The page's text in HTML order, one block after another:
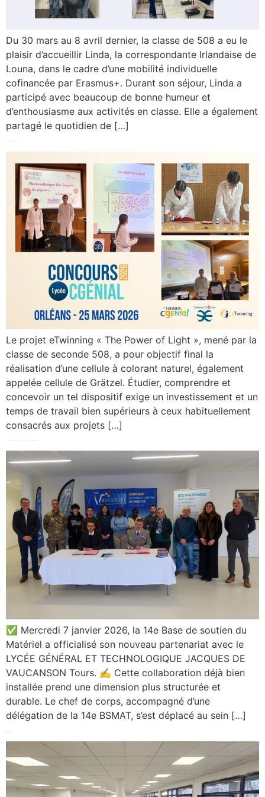
Du 30 mars au 8 avril dernier, la classe de 508 a eu le
plaisir d’accueillir Linda, la correspondante Irlandaise de
Louna, dans le cadre d’une mobilité individuelle
cofinancée par Erasmus+. Durant son séjour, Linda a
participé avec beaucoup de bonne humeur et
d’enthousiasme aux activités en classe. Elle a également
partagé le quotidien de […]
Le projet eTwinning « The Power of Light », mené par la
classe de seconde 508, a pour objectif final la
réalisation d’une cellule à colorant naturel, également
appelée cellule de Grätzel. Étudier, comprendre et
concevoir un tel dispositif exige un investissement et un
temps de travail bien supérieurs à ceux habituellement
consacrés aux projets […]
✅ Mercredi 7 janvier 2026, la 14e Base de soutien du
Matériel a officialisé son nouveau partenariat avec le
LYCÉE GÉNÉRAL ET TECHNOLOGIQUE JACQUES DE
VAUCANSON Tours. ✍️ Cette collaboration déjà bien
installée prend une dimension plus structurée et
durable. Le chef de corps, accompagné d’une
délégation de la 14e BSMAT, s’est déplacé au sein […]